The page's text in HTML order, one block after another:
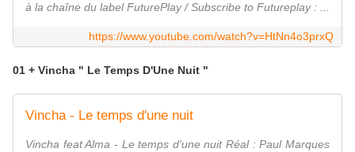
à la chaîne du label FuturePlay / Subscribe to Futureplay : ...
https://www.youtube.com/watch?v=HtNn4o3prxQ
01 + Vincha " Le Temps D'Une Nuit "
Vincha - Le temps d'une nuit
Vincha feat Alma - Le temps d'une nuit Réal : Paul Marques